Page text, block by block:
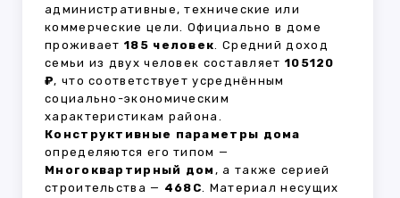
административные, технические или
коммерческие цели. Официально в доме
проживает 185 человек. Средний доход
семьи из двух человек составляет 105120
₽, что соответствует усреднённым
социально-экономическим
характеристикам района.
Конструктивные параметры дома
определяются его типом —
Многоквартирный дом , а также серией
строительства — 468С. Материал несущих